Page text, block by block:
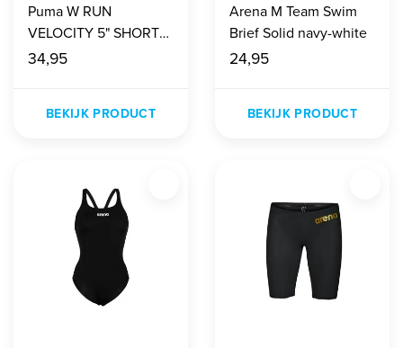
Puma W RUN
VELOCITY 5" SHORT
TIGHT / PUMA Black
34,95
BEKIJK PRODUCT
Arena M Team Swim
Brief Solid navy-white
24,95
BEKIJK PRODUCT